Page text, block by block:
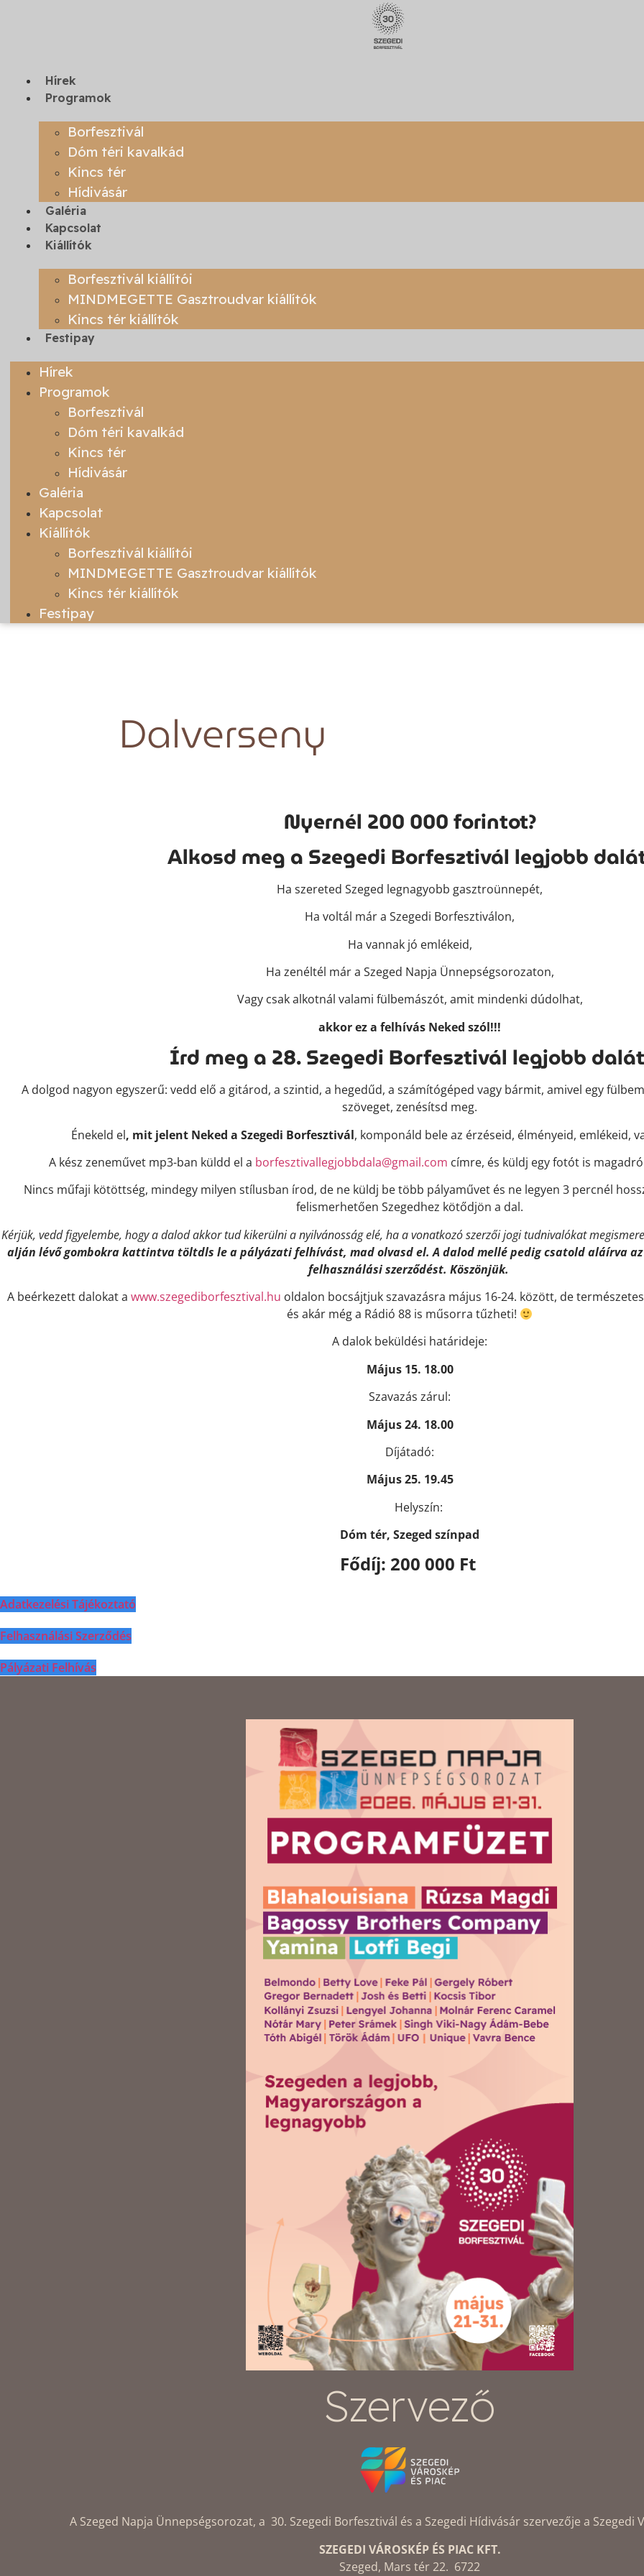
Hírek
Programok
Borfesztivál
Dóm téri kavalkád
Kincs tér
Hídivásár
Galéria
Kapcsolat
Kiállítók
Borfesztivál kiállítói
MINDMEGETTE Gasztroudvar kiállítók
Kincs tér kiállítók
Festipay
Hírek
Programok
Borfesztivál
Dóm téri kavalkád
Kincs tér
Hídivásár
Galéria
Kapcsolat
Kiállítók
Borfesztivál kiállítói
MINDMEGETTE Gasztroudvar kiállítók
Kincs tér kiállítók
Festipay
Dalverseny
Nyernél 200 000 forintot?
Alkosd meg a Szegedi Borfesztivál legjobb
Ha szereted Szeged legnagyobb gasztroünnepét,
Ha voltál már a Szegedi Borfesztiválon,
Ha vannak jó emlékeid,
Ha zenéltél már a Szeged Napja Ünnepségsorozaton,
Vagy csak alkotnál valami fülbemászót, amit mindenki dúdolhat,
akkor ez a felhívás Neked szól!!!
Írd meg a 28. Szegedi Borfesztivál legjobb
A dolgod nagyon egyszerű: vedd elő a gitárod, a szintid, a hegedűd, a számítógéped vagy bármit, amivel egy
szöveget, zenésítsd meg.
Énekeld el, mit jelent Neked a Szegedi Borfesztivál, komponáld bele az érzéseid, élményeid, emlékeid,
A kész zeneművet mp3-ban küldd el a borfesztivallegjobbdala@gmail.com címre, és küldj egy fotót is
Nincs műfaji kötöttség, mindegy milyen stílusban írod, de ne küldj be több pályaművet és ne legyen 3 percnél
felismerhetően Szegedhez kötődjön a dal.
Kérjük, vedd figyelembe, hogy a dalod akkor tud kikerülni a nyilvánosság elé, ha a vonatkozó szerzői jogi tudnivalókat
alján lévő gombokra kattintva töltdls le a pályázati felhívást, mad olvasd el. A dalod mellé pedig csatold aláírva
felhasználási szerződést. Köszönjük.
A beérkezett dalokat a www.szegediborfesztival.hu oldalon bocsájtjuk szavazásra május 16-24. között, de
és akár még a Rádió 88 is műsorra tűzheti!
A dalok beküldési határideje:
Május 15. 18.00
Szavazás zárul:
Május 24. 18.00
Díjátadó:
Május 25. 19.45
Helyszín:
Dóm tér, Szeged színpad
Fődíj: 200 000 Ft
Adatkezelési Tájékoztató
Felhasználási Szerződés
Pályázati Felhívás
Szervező
A Szeged Napja Ünnepségsorozat, a 30. Szegedi Borfesztivál és a Szegedi Hídivásár szervezője a Szegedi
SZEGEDI VÁROSKÉP ÉS PIAC KFT.
Szeged, Mars tér 22. 6722